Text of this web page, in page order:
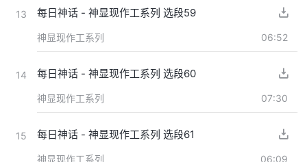
13 每日神话 - 神显现作工系列 选段59
神显现作工系列 06:52
14 每日神话 - 神显现作工系列 选段60
神显现作工系列 07:30
15 每日神话 - 神显现作工系列 选段61
神显现作工系列 06:09